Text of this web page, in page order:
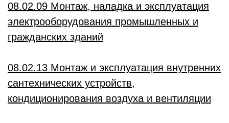
08.02.09 Монтаж, наладка и эксплуатация
электрооборудования промышленных и
гражданских зданий
08.02.13 Монтаж и эксплуатация внутренних
сантехнических устройств,
кондиционирования воздуха и вентиляции